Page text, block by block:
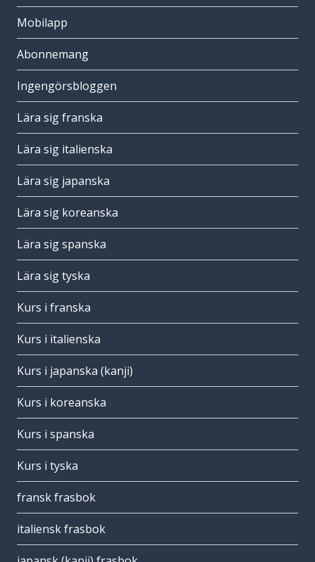
Mobilapp
Abonnemang
Ingengörsbloggen
Lära sig franska
Lära sig italienska
Lära sig japanska
Lära sig koreanska
Lära sig spanska
Lära sig tyska
Kurs i franska
Kurs i italienska
Kurs i japanska (kanji)
Kurs i koreanska
Kurs i spanska
Kurs i tyska
fransk frasbok
italiensk frasbok